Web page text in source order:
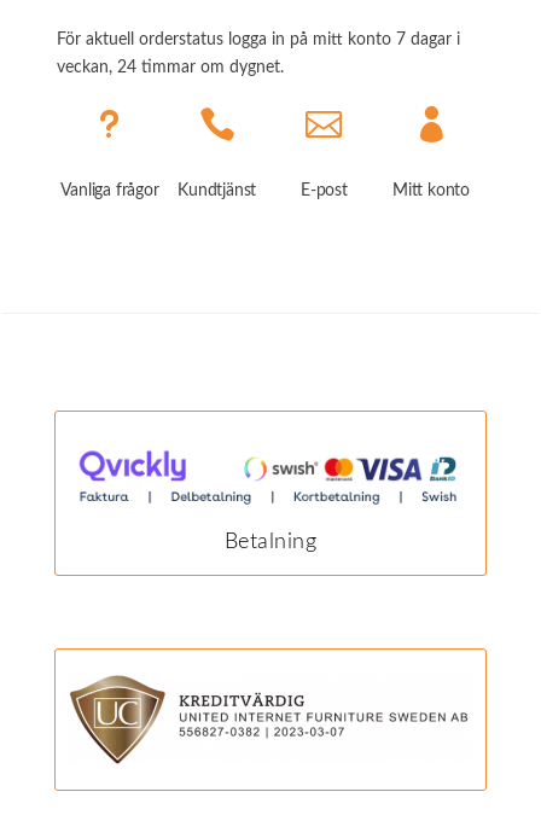
För aktuell orderstatus logga in på mitt konto 7 dagar i
veckan, 24 timmar om dygnet.
u
Vanliga frågor

Kundtjänst

E-post

Mitt konto
Betalning